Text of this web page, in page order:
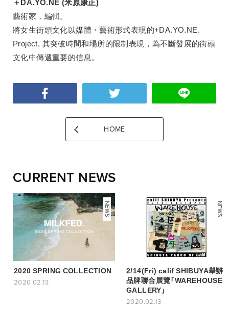
＋DA.YO.NE (米原康正)
藝術家，編輯。
將女生街頭文化以媒體・藝術形式表現的+DA.YO.NE.
Project, 其突破時間和場所的限制表現，為不斷發展的街頭
文化中傳遞重要的信息。
HOME
CURRENT NEWS
NEWS
2020 SPRING COLLECTION
2020.02.13
NEWS
2/14(Fri) calif SHIBUYA舉辦
品牌聯合展覽「WAREHOUSE
GALLERY」
2020.02.13